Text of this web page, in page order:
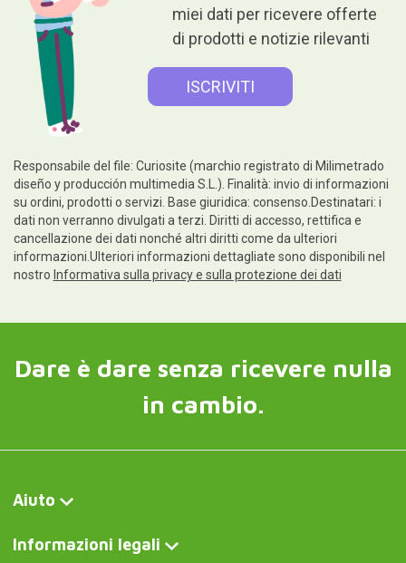
miei dati per ricevere offerte
di prodotti e notizie rilevanti
Responsabile del file: Curiosite (marchio registrato di Milimetrado
diseño y producción multimedia S.L.). Finalità: invio di informazioni
su ordini, prodotti o servizi. Base giuridica: consenso.Destinatari: i
dati non verranno divulgati a terzi. Diritti di accesso, rettifica e
cancellazione dei dati nonché altri diritti come da ulteriori
informazioni.Ulteriori informazioni dettagliate sono disponibili nel
nostro Informativa sulla privacy e sulla protezione dei dati
Dare è dare senza ricevere nulla
in cambio.
Aiuto
Informazioni legali